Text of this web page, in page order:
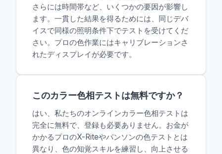
さらには時間帯など、いくつかの要因が影響し
ます。一貫した結果を得るためには、同じデバ
イスで同様の照明条件下でテストを受けてくだ
さい。プロの色作業にはキャリブレーションさ
れたディスプレイが必要です。
このカラー色相テストは無料ですか？
はい、私たちのオンラインカラー色相テストは
完全に無料で、登録も必要ありません。お金が
かかるプロのX-Riteやパンソンの色テストとは
異なり、色の知覚スキルを練習し、向上させる